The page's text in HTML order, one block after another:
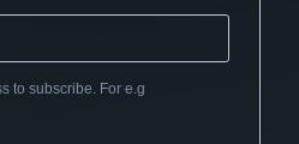
to subscribe. For e.g